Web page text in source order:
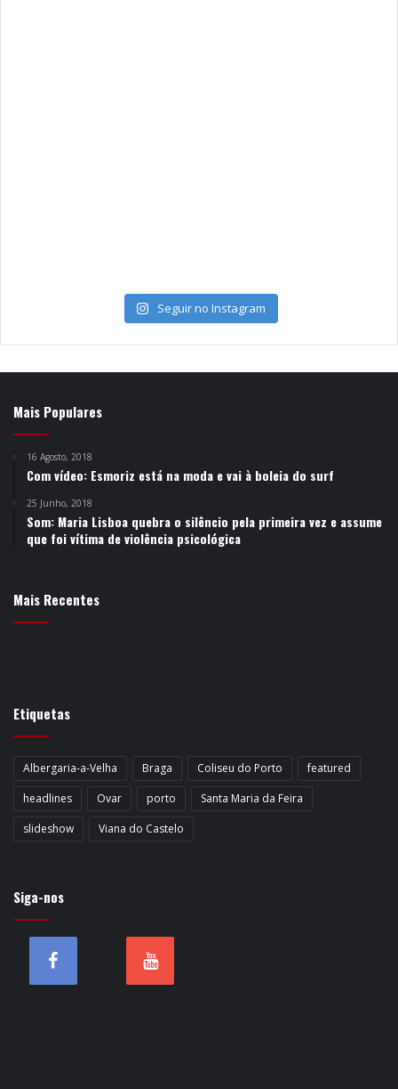
Seguir no Instagram
Mais Populares
16 Agosto, 2018
Com vídeo: Esmoriz está na moda e vai à boleia do surf
25 Junho, 2018
Som: Maria Lisboa quebra o silêncio pela primeira vez e assume
que foi vítima de violência psicológica
Mais Recentes
Etiquetas
Albergaria-a-Velha Braga Coliseu do Porto
featured
headlines
Ovar porto
Santa Maria da Feira
slideshow
Viana do Castelo
Siga-nos